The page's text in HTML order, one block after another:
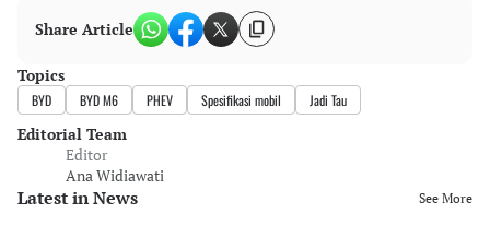
Share Article
Topics
BYD BYD M6 PHEV Spesifikasi mobil Jadi Tau
Editorial Team
Editor
Ana Widiawati
Latest in News See More